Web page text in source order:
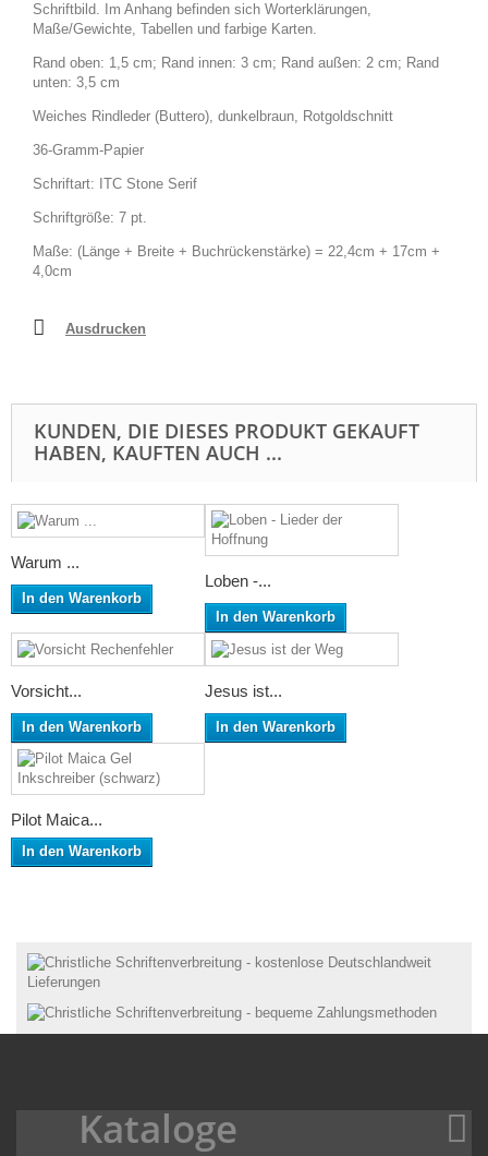
Schriftbild. Im Anhang befinden sich Worterklärungen,
Maße/Gewichte, Tabellen und farbige Karten.
Rand oben: 1,5 cm; Rand innen: 3 cm; Rand außen: 2 cm; Rand
unten: 3,5 cm
Weiches Rindleder (Buttero), dunkelbraun, Rotgoldschnitt
36-Gramm-Papier
Schriftart: ITC Stone Serif
Schriftgröße: 7 pt.
Maße: (Länge + Breite + Buchrückenstärke) = 22,4cm + 17cm +
4,0cm
Ausdrucken
KUNDEN, DIE DIESES PRODUKT GEKAUFT
HABEN, KAUFTEN AUCH ...
Warum ...
In den Warenkorb
Loben -...
In den Warenkorb
Vorsicht...
In den Warenkorb
Jesus ist...
In den Warenkorb
Pilot Maica...
In den Warenkorb
Kataloge